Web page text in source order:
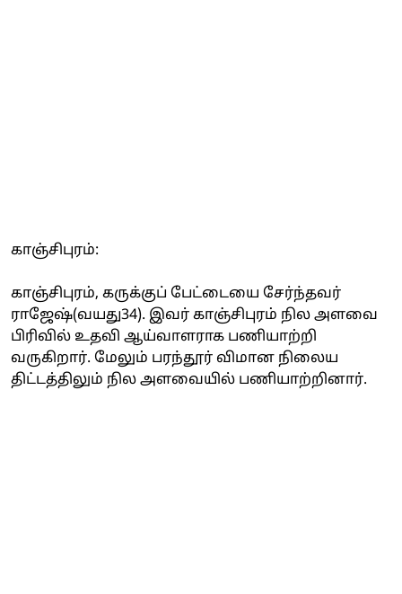
காஞ்சிபுரம்:
காஞ்சிபுரம், கருக்குப் பேட்டையை சேர்ந்தவர்
ராஜேஷ்(வயது34). இவர் காஞ்சிபுரம் நில அளவை
பிரிவில் உதவி ஆய்வாளராக பணியாற்றி
வருகிறார். மேலும் பரந்தூர் விமான நிலைய
திட்டத்திலும் நில அளவையில் பணியாற்றினார்.